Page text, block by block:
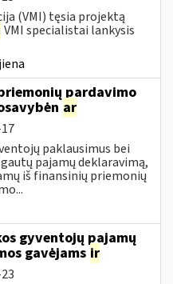
(VMI) tęsia projektą
VMI specialistai lankysis
pardavimo
ar
paklausimus bei
pajamų deklaravimą,
iš finansinių priemonių
gyventojų pajamų
gavėjams ir